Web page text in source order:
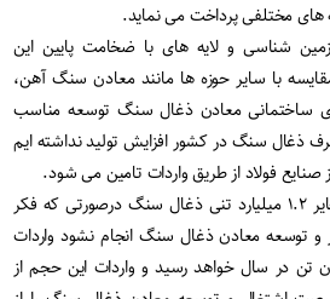
های مختلفی پرداخت می نماید.
شناسی و لایه های با ضخامت پایین این
با سایر حوزه ها مانند معادن سنگ آهن،
معادن ذغال سنگ توسعه مناسب
ذغال سنگ در کشور افزایش تولید نداشته ایم
فولاد از طریق واردات تامین می شود.
در وضعیت فعلی علی رغم ذخایر ۱.۲ میلیارد تنی ذغال سنگ درصورتی که فکر
توسعه معادن ذغال سنگ انجام نشود واردات
تن در سال خواهد رسید و واردات این حجم از